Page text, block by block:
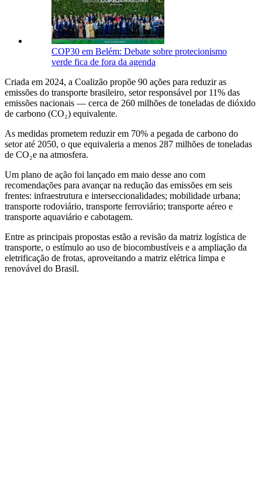
COP30 em Belém: Debate sobre protecionismo
verde fica de fora da agenda
Criada em 2024, a Coalizão propõe 90 ações para reduzir as
emissões do transporte brasileiro, setor responsável por 11% das
emissões nacionais — cerca de 260 milhões de toneladas de dióxido
de carbono (CO₂) equivalente.
As medidas prometem reduzir em 70% a pegada de carbono do
setor até 2050, o que equivaleria a menos 287 milhões de toneladas
de CO₂e na atmosfera.
Um plano de ação foi lançado em maio desse ano com
recomendações para avançar na redução das emissões em seis
frentes: infraestrutura e interseccionalidades; mobilidade urbana;
transporte rodoviário, transporte ferroviário; transporte aéreo e
transporte aquaviário e cabotagem.
Entre as principais propostas estão a revisão da matriz logística de
transporte, o estímulo ao uso de biocombustíveis e a ampliação da
eletrificação de frotas, aproveitando a matriz elétrica limpa e
renovável do Brasil.